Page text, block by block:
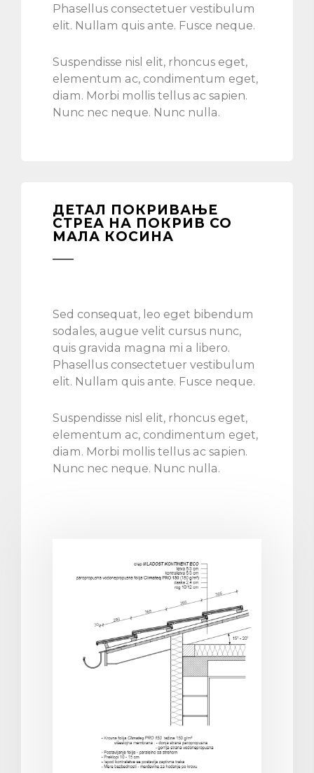
Phasellus consectetuer vestibulum
elit. Nullam quis ante. Fusce neque.
Suspendisse nisl elit, rhoncus eget,
elementum ac, condimentum eget,
diam. Morbi mollis tellus ac sapien.
Nunc nec neque. Nunc nulla.
ДЕТАЛ ПОКРИВАЊЕ
СТРЕА НА ПОКРИВ СО
МАЛА КОСИНА
Sed consequat, leo eget bibendum
sodales, augue velit cursus nunc,
quis gravida magna mi a libero.
Phasellus consectetuer vestibulum
elit. Nullam quis ante. Fusce neque.
Suspendisse nisl elit, rhoncus eget,
elementum ac, condimentum eget,
diam. Morbi mollis tellus ac sapien.
Nunc nec neque. Nunc nulla.